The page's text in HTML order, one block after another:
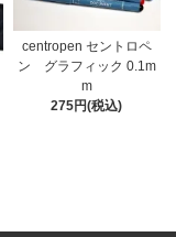
centropen セントロペ
ン グラフィック 0.1m
m
275円(税込)